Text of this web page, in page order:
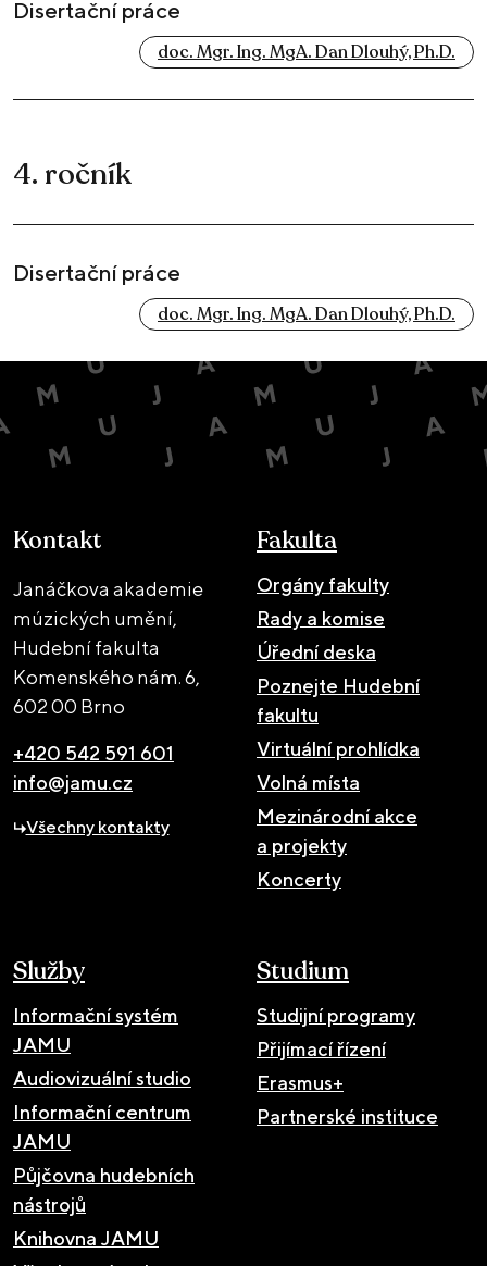
Disertační práce
doc. Mgr. Ing. MgA. Dan Dlouhý, Ph.D.
4. ročník
Disertační práce
doc. Mgr. Ing. MgA. Dan Dlouhý, Ph.D.
Kontakt
Janáčkova akademie
múzických umění,
Hudební fakulta
Komenského nám. 6,
602 00 Brno
+420 542 591 601
info@jamu.cz
Všechny kontakty
Fakulta
Orgány fakulty
Rady a komise
Úřední deska
Poznejte Hudební
fakultu
Virtuální prohlídka
Volná místa
Mezinárodní akce
a projekty
Koncerty
Služby
Informační systém
JAMU
Audiovizuální studio
Informační centrum
JAMU
Půjčovna hudebních
nástrojů
Knihovna JAMU
Studium
Studijní programy
Přijímací řízení
Erasmus+
Partnerské instituce